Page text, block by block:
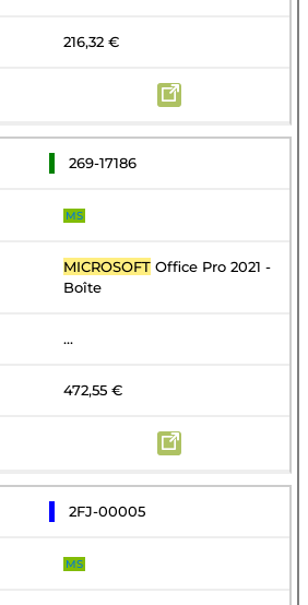
216,32 €
269-17186
MS
MICROSOFT Office Pro 2021 -
Boîte
...
472,55 €
2FJ-00005
MS